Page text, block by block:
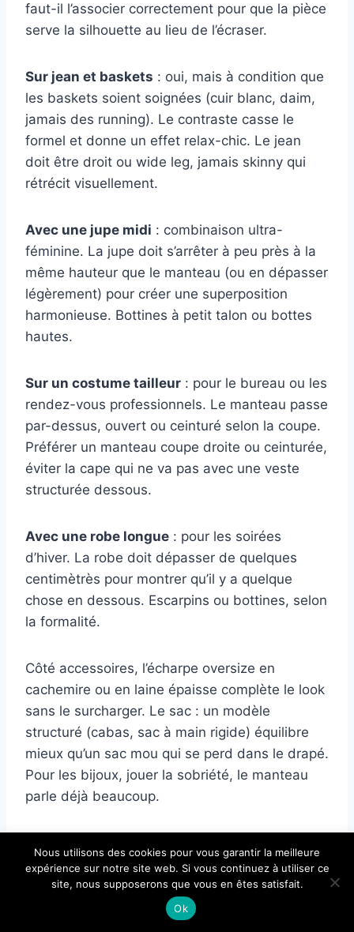
faut-il l’associer correctement pour que la pièce
serve la silhouette au lieu de l’écraser.
Sur jean et baskets : oui, mais à condition que
les baskets soient soignées (cuir blanc, daim,
jamais des running). Le contraste casse le
formel et donne un effet relax-chic. Le jean
doit être droit ou wide leg, jamais skinny qui
rétrécit visuellement.
Avec une jupe midi : combinaison ultra-
féminine. La jupe doit s’arrêter à peu près à la
même hauteur que le manteau (ou en dépasser
légèrement) pour créer une superposition
harmonieuse. Bottines à petit talon ou bottes
hautes.
Sur un costume tailleur : pour le bureau ou les
rendez-vous professionnels. Le manteau passe
par-dessus, ouvert ou ceinturé selon la coupe.
Préférer un manteau coupe droite ou ceinturée,
éviter la cape qui ne va pas avec une veste
structurée dessous.
Avec une robe longue : pour les soirées
d’hiver. La robe doit dépasser de quelques
centimètrès pour montrer qu’il y a quelque
chose en dessous. Escarpins ou bottines, selon
la formalité.
Côté accessoires, l’écharpe oversize en
cachemire ou en laine épaisse complète le look
sans le surcharger. Le sac : un modèle
structuré (cabas, sac à main rigide) équilibre
mieux qu’un sac mou qui se perd dans le drapé.
Pour les bijoux, jouer la sobriété, le manteau
parle déjà beaucoup.
Lire
Tailleur veste femme en hiver : 6 looks
élégants qui tiennent vraiment au chaud
🔥 TOP VENTE
ORANDESIGNE Manteau Long Laine
Femme Hiver Manteaux Longue R…
Voir l'offre
Nous utilisons des cookies pour vous garantir la meilleure
expérience sur notre site web. Si vous continuez à utiliser ce
site, nous supposerons que vous en êtes satisfait.
Ok